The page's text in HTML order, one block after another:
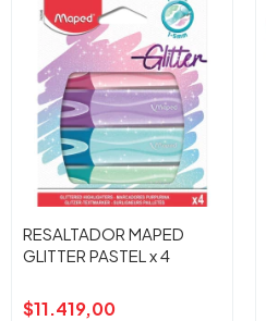
RESALTADOR MAPED
GLITTER PASTEL x 4
$11.419,00